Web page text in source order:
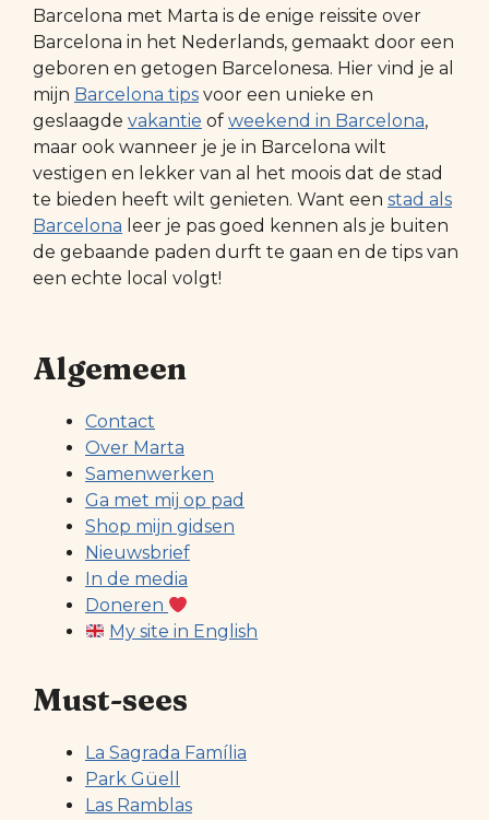
Barcelona met Marta is de enige reissite over
Barcelona in het Nederlands, gemaakt door een
geboren en getogen Barcelonesa. Hier vind je al
mijn Barcelona tips voor een unieke en
geslaagde vakantie of weekend in Barcelona,
maar ook wanneer je je in Barcelona wilt
vestigen en lekker van al het moois dat de stad
te bieden heeft wilt genieten. Want een stad als
Barcelona leer je pas goed kennen als je buiten
de gebaande paden durft te gaan en de tips van
een echte local volgt!
Algemeen
Contact
Over Marta
Samenwerken
Ga met mij op pad
Shop mijn gidsen
Nieuwsbrief
In de media
Doneren
My site in English
Must-sees
La Sagrada Família
Park Güell
Las Ramblas